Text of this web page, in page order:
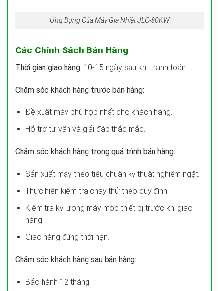
Ứng Dụng Của Máy Gia Nhiệt JLC-80KW
Các Chính Sách Bán Hàng
Thời gian giao hàng: 10-15 ngày sau khi thanh toán
Chăm sóc khách hàng trước bán hàng:
Đề xuất máy phù hợp nhất cho khách hàng.
Hỗ trợ tư vấn và giải đáp thắc mắc.
Chăm sóc khách hàng trong quá trình bán hàng:
Sản xuất máy theo tiêu chuẩn kỹ thuật nghiêm ngặt.
Thực hiện kiểm tra chạy thử theo quy định.
Kiểm tra kỹ lưỡng máy móc thiết bị trước khi giao
hàng.
Giao hàng đúng thời hạn.
Chăm sóc khách hàng sau bán hàng:
Bảo hành 12 tháng.